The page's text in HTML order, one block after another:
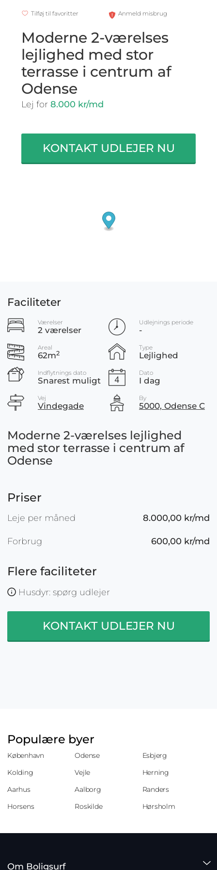
Tilføj til favoritter Anmeld misbrug
Moderne 2-værelses
lejlighed med stor
terrasse i centrum af
Odense
Lej for 8.000 kr/md
KONTAKT UDLEJER NU
Faciliteter
Værelser
2 værelser
Udlejnings periode
-
Areal
62m2
Type
Lejlighed
Indflytnings dato
Snarest muligt
Dato
I dag
Vej
Vindegade
By
5000, Odense C
Moderne 2-værelses lejlighed
med stor terrasse i centrum af
Odense
Priser
Leje per måned 8.000,00 kr/md
Forbrug 600,00 kr/md
Flere faciliteter
Husdyr: spørg udlejer
KONTAKT UDLEJER NU
Populære byer
København Odense
Esbjerg
Kolding
Vejle
Herning
Aarhus
Aalborg
Randers
Horsens
Roskilde Hørsholm
Om Boligsurf